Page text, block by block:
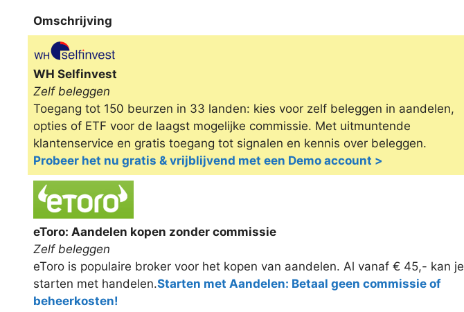
Omschrijving
Omschrijving
WH Selfinvest
Zelf beleggen
Toegang tot 150 beurzen in 33 landen: kies voor zelf beleggen in aandelen,
opties of ETF voor de laagst mogelijke commissie. Met uitmuntende
klantenservice en gratis toegang tot signalen en kennis over beleggen.
Probeer het nu gratis & vrijblijvend met een Demo account >
eToro: Aandelen kopen zonder commissie
Zelf beleggen
eToro is populaire broker voor het kopen van aandelen. Al vanaf € 45,- kan je
starten met handelen.Starten met Aandelen: Betaal geen commissie of
beheerkosten!